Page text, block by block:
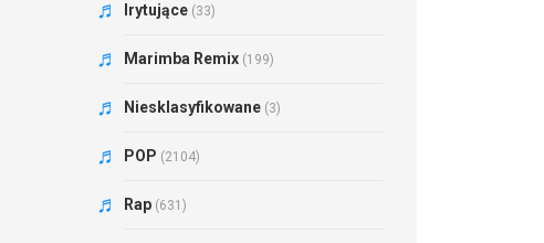
Irytujące (33)
Marimba Remix (199)
Niesklasyfikowane (3)
POP (2104)
Rap (631)